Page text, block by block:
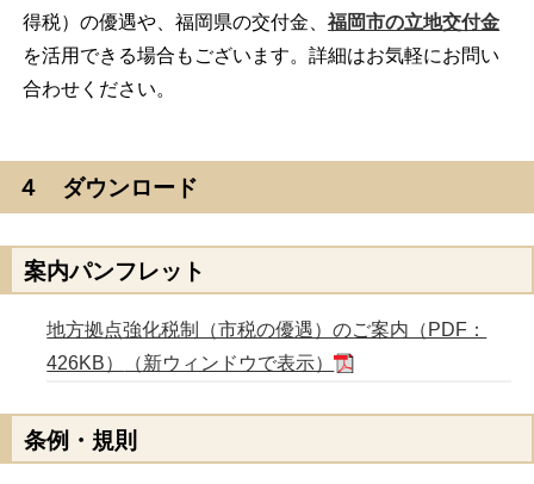
得税）の優遇や、福岡県の交付金、福岡市の立地交付金
を活用できる場合もございます。詳細はお気軽にお問い
合わせください。
４ ダウンロード
案内パンフレット
地方拠点強化税制（市税の優遇）のご案内（PDF：
426KB）
（新ウィンドウで表示）
条例・規則